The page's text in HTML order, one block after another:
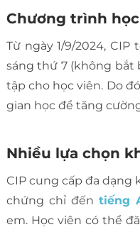
Chương trình
Từ ngày 1/9/2024,
sáng thứ 7 (không bắt
tập cho học viên. Do
gian học để tăng
Nhiều lựa chọn
CIP cung cấp đa dạng
chứng chỉ đếntiếng
em. Học viên có thể